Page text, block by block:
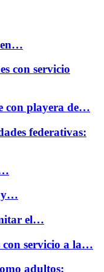
en…
con servicio
con playera de…
federativas:
y…
el…
con servicio a la…
adultos;